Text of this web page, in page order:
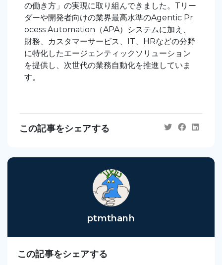
の働き方」の実現に取り組んできました。Tリー
ダーや開発者向けの業界最高水準のAgentic Pr
ocess Automation（APA）システムに加え、
財務、カスタマーサービス、IT、HRなどの分野
に特化したエージェンティックソリューション
を提供し、次世代の業務自動化を推進していま
す。
この記事をシェアする
ptmthanh
この記事をシェアする